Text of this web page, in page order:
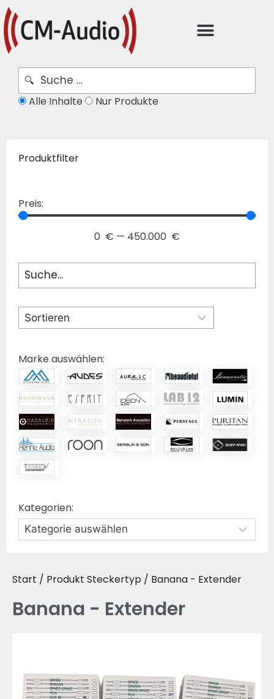
Alle Inhalte Nur Produkte
Produktfilter
Preis:
0 € — 450.000 €
Marke auswählen:
Kategorien:
Start / Produkt Steckertyp / Banana - Extender
Banana - Extender